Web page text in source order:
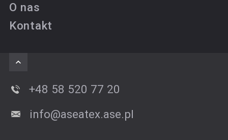
O nas
Kontakt
+48 58 520 77 20
info@aseatex.ase.pl